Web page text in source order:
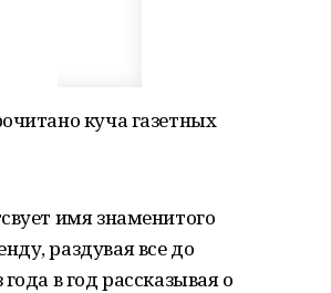
куча газетных
имя знаменитого
раздувая все до
в год рассказывая о